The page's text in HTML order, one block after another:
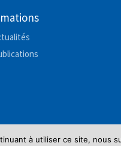
à utiliser ce site, nous